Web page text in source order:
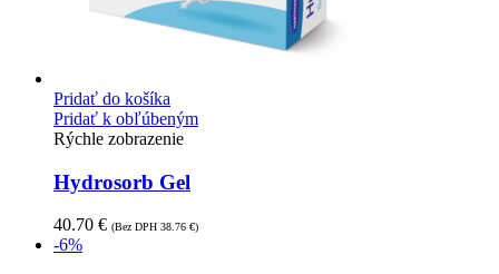
Pridať do košíka
Pridať k obľúbeným
Rýchle zobrazenie
Hydrosorb Gel
40.70 € (Bez DPH 38.76 €)
-6%